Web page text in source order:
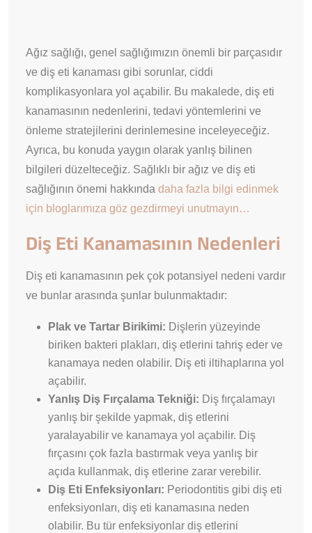
Ağız sağlığı, genel sağlığımızın önemli bir parçasıdır
ve diş eti kanaması gibi sorunlar, ciddi
komplikasyonlara yol açabilir. Bu makalede, diş eti
kanamasının nedenlerini, tedavi yöntemlerini ve
önleme stratejilerini derinlemesine inceleyeceğiz.
Ayrıca, bu konuda yaygın olarak yanlış bilinen
bilgileri düzelteceğiz. Sağlıklı bir ağız ve diş eti
sağlığının önemi hakkında daha fazla bilgi edinmek
için bloglarımıza göz gezdirmeyi unutmayın…
Diş Eti Kanamasının Nedenleri
Diş eti kanamasının pek çok potansiyel nedeni vardır
ve bunlar arasında şunlar bulunmaktadır:
Plak ve Tartar Birikimi: Dişlerin yüzeyinde
biriken bakteri plakları, diş etlerini tahriş eder ve
kanamaya neden olabilir. Diş eti iltihaplarına yol
açabilir.
Yanlış Diş Fırçalama Tekniği: Diş fırçalamayı
yanlış bir şekilde yapmak, diş etlerini
yaralayabilir ve kanamaya yol açabilir. Diş
fırçasını çok fazla bastırmak veya yanlış bir
açıda kullanmak, diş etlerine zarar verebilir.
Diş Eti Enfeksiyonları: Periodontitis gibi diş eti
enfeksiyonları, diş eti kanamasına neden
olabilir. Bu tür enfeksiyonlar diş etlerini